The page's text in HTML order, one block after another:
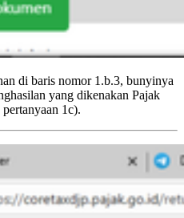
di baris nomor 1.b.3, bunyinya
yang dikenakan Pajak
1c).